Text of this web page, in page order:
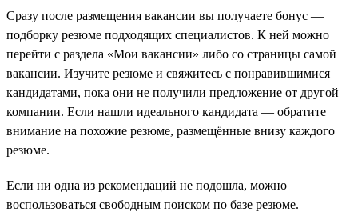
Сразу после размещения вакансии вы получаете бонус —
подборку резюме подходящих специалистов. К ней можно
перейти с раздела «Мои вакансии» либо со страницы самой
вакансии. Изучите резюме и свяжитесь с понравившимися
кандидатами, пока они не получили предложение от другой
компании. Если нашли идеального кандидата — обратите
внимание на похожие резюме, размещённые внизу каждого
резюме.
Если ни одна из рекомендаций не подошла, можно
воспользоваться свободным поиском по базе резюме.